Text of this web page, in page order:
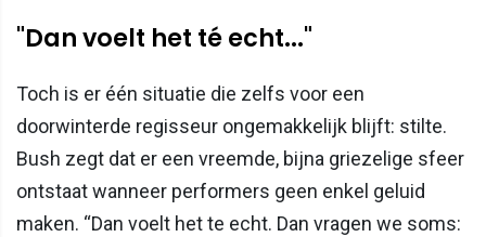
"Dan voelt het té echt..."
Toch is er één situatie die zelfs voor een
doorwinterde regisseur ongemakkelijk blijft: stilte.
Bush zegt dat er een vreemde, bijna griezelige sfeer
ontstaat wanneer performers geen enkel geluid
maken. “Dan voelt het te echt. Dan vragen we soms: